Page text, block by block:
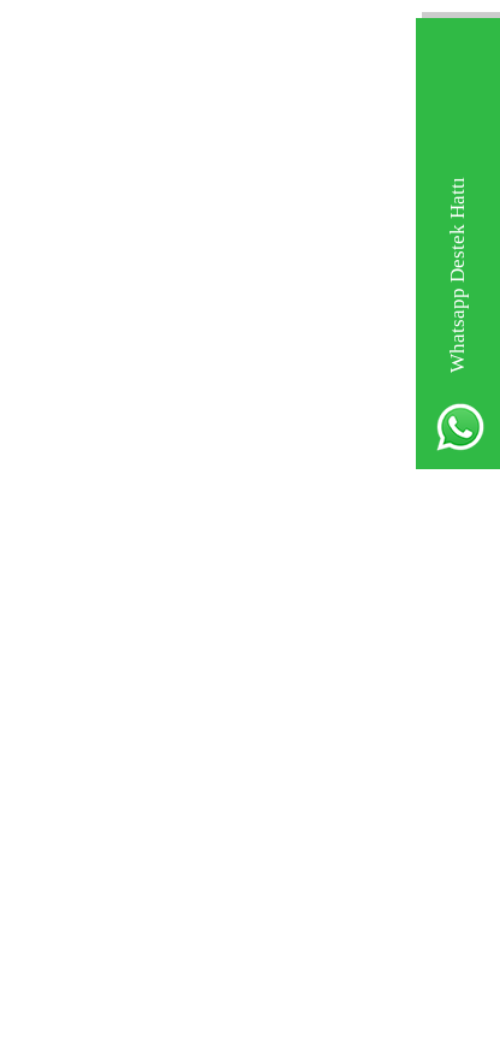
Whatsapp Destek Hattı